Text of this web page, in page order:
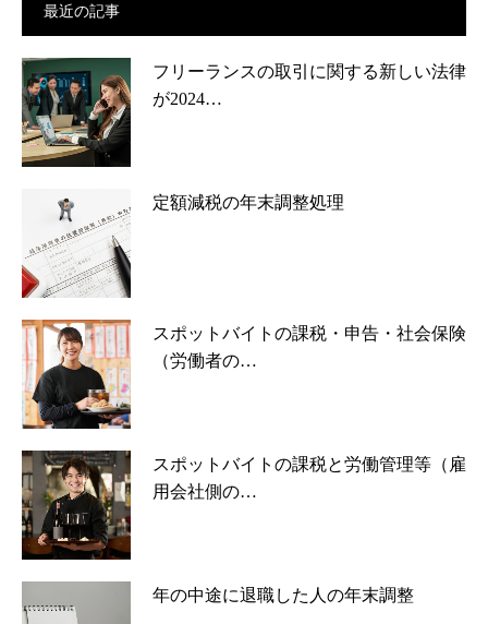
最近の記事
フリーランスの取引に関する新しい法律
が2024…
定額減税の年末調整処理
スポットバイトの課税・申告・社会保険
（労働者の…
スポットバイトの課税と労働管理等（雇
用会社側の…
年の中途に退職した人の年末調整